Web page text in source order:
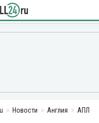
Новости Англия АПЛ